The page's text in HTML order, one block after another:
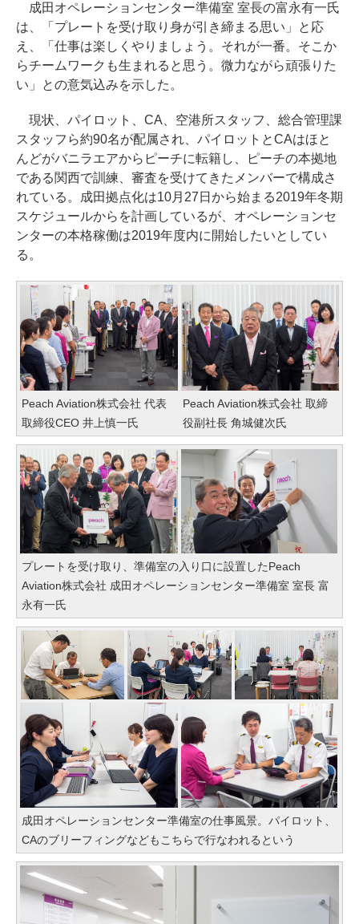
成田オペレーションセンター準備室 室長の富永有一氏
は、「プレートを受け取り身が引き締まる思い」と応
え、「仕事は楽しくやりましょう。それが一番。そこか
らチームワークも生まれると思う。微力ながら頑張りた
い」との意気込みを示した。
現状、パイロット、CA、空港所スタッフ、総合管理課
スタッフら約90名が配属され、パイロットとCAはほと
んどがバニラエアからピーチに転籍し、ピーチの本拠地
である関西で訓練、審査を受けてきたメンバーで構成さ
れている。成田拠点化は10月27日から始まる2019年冬期
スケジュールからを計画しているが、オペレーションセ
ンターの本格稼働は2019年度内に開始したいとしてい
る。
Peach Aviation株式会社 代表
取締役CEO 井上慎一氏
Peach Aviation株式会社 取締
役副社長 角城健次氏
プレートを受け取り、準備室の入り口に設置したPeach
Aviation株式会社 成田オペレーションセンター準備室 室長 富
永有一氏
成田オペレーションセンター準備室の仕事風景。パイロット、
CAのブリーフィングなどもこちらで行なわれるという